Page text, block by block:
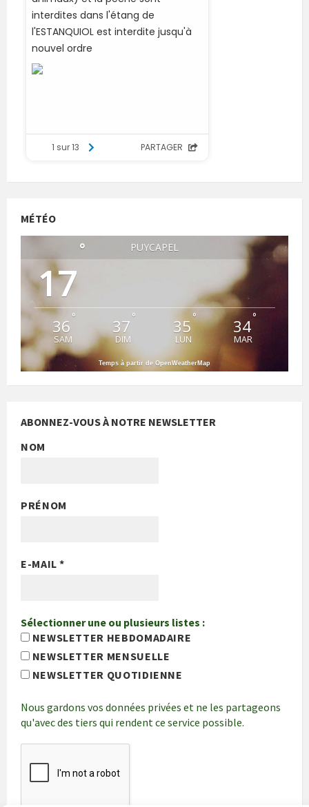
MÉTÉO
PUYCAPEL
17
°
36 °
SAM
37 °
DIM
35°
LUN
34°
MAR
Temps à partir de OpenWeatherMap
ABONNEZ-VOUS À NOTRE NEWSLETTER
NOM
PRÉNOM
E-MAIL*
Sélectionner une ou plusieurs listes :
NEWSLETTER HEBDOMADAIRE
NEWSLETTER MENSUELLE
NEWSLETTER QUOTIDIENNE
Nous gardons vos données privées et ne les partageons
qu'avec des tiers qui rendent ce service possible.